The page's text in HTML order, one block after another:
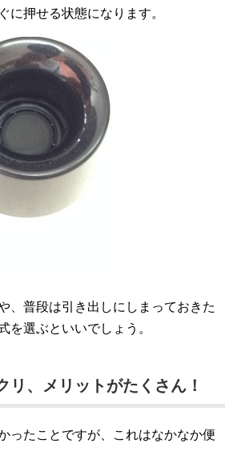
に押せる状態になります。
、普段は引き出しにしまっておきた
を選ぶといいでしょう。
リ、メリットがたくさん！
ったことですが、これはなかなか便